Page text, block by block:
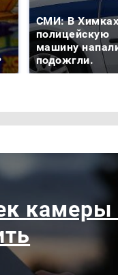
СМИ: В
полицейскую
машину
подожгли.
камеры